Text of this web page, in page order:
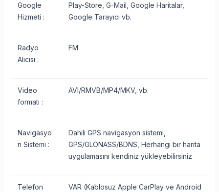
Google
Hizmeti :
Play-Store, G-Mail, Google Haritalar,
Google Tarayıcı vb.
Radyo
Alıcısı :
FM
Video
formatı :
AVI/RMVB/MP4/MKV, vb.
Navigasyo
n Sistemi :
Dahili GPS navigasyon sistemi,
GPS/GLONASS/BDNS, Herhangi bir harita
uygulamasını kendiniz yükleyebilirsiniz
Telefon VAR (Kablosuz Apple CarPlay ve Android